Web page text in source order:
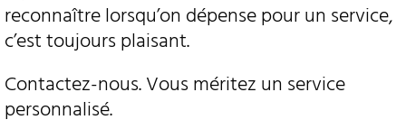
reconnaître lorsqu’on dépense pour un service,
c’est toujours plaisant.
Contactez-nous. Vous méritez un service
personnalisé.